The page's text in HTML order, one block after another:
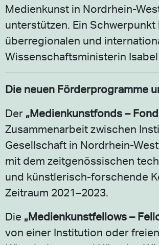
Medienkunst in Nordrhein-
unterstützen. Ein
überregionalen und
Wissenschaftsministerin
Die neuen Förderprogramme
Der „Medienkunstfonds –
Zusammenarbeit zwischen
Gesellschaft in Nordrhein-
mit dem zeitgenössischen
und künstlerisch-forschende
Zeitraum 2021–2023.
Die „Medienkunstfellows –
von einer Institution oder